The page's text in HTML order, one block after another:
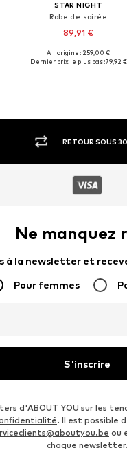
STAR NIGHT
Robe de soirée
89,91 €
Tailles disponibles: 36
À l'origine : 259,00 €
Dernier prix le plus bas :79,92 €
RETOUR SOUS
Ne manquez
à la newsletter et
Pour femmes
S'inscrire
d'ABOUT YOU sur les
. Il est possible
ou
chaque newsletter.